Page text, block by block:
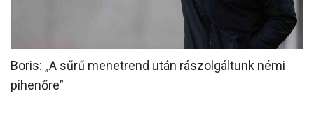
GALÉRIA
SZURKOLÓI ÉLMÉNYEK
AKKREDITÁCIÓ
Boris: „A sűrű menetrend után rászolgáltunk némi
pihenőre”